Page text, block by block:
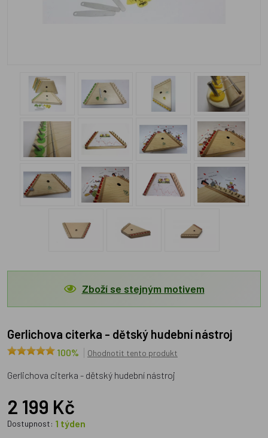
Zboží se stejným motivem
Gerlichova citerka - dětský hudební nástroj
100% Ohodnotit tento produkt
Gerlichova citerka - dětský hudební nástroj
2 199 Kč
Dostupnost: 1 týden